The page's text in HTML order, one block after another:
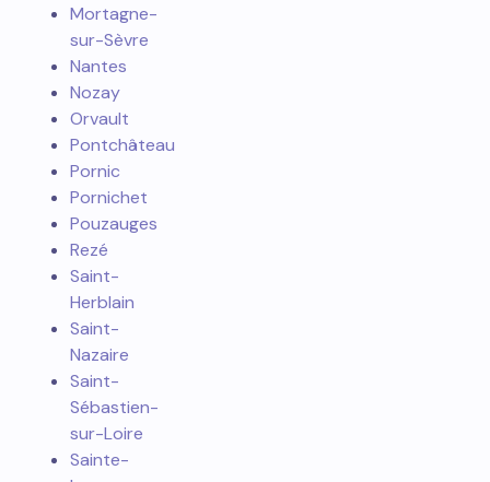
Mortagne-
sur-Sèvre
Nantes
Nozay
Orvault
Pontchâteau
Pornic
Pornichet
Pouzauges
Rezé
Saint-
Herblain
Saint-
Nazaire
Saint-
Sébastien-
sur-Loire
Sainte-